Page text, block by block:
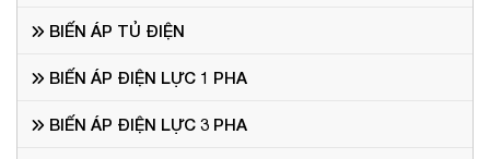
BIẾN ÁP TỦ ĐIỆN
BIẾN ÁP ĐIỆN LỰC 1 PHA
BIẾN ÁP ĐIỆN LỰC 3 PHA